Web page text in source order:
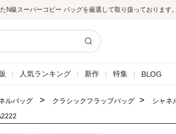
N級スーパーコピー バッグを厳選して取り扱っております。
| 人気ランキング | 新作 | 特集 | BLOG
ルバッグ > クラシックフラップバッグ >
シャネ